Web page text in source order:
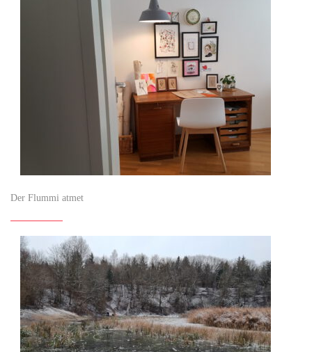
Der Flummi atmet